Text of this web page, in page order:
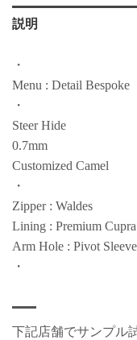
説明
・
Menu : Detail Bespoke
・
Steer Hide
0.7mm
Customized Camel
・
Zipper : Waldes
Lining : Premium Cupra
Arm Hole : Pivot Sleeve
・
下記店舗でサンプル